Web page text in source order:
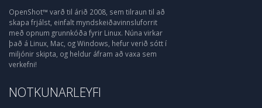
OpenShot™ varð til árið 2008, sem tilraun til að
skapa frjálst, einfalt myndskeiðavinnsluforrit
með opnum grunnkóða fyrir Linux. Núna virkar
það á Linux, Mac, og Windows, hefur verið sótt í
miljónir skipta, og heldur áfram að vaxa sem
verkefni!
NOTKUNARLEYFI